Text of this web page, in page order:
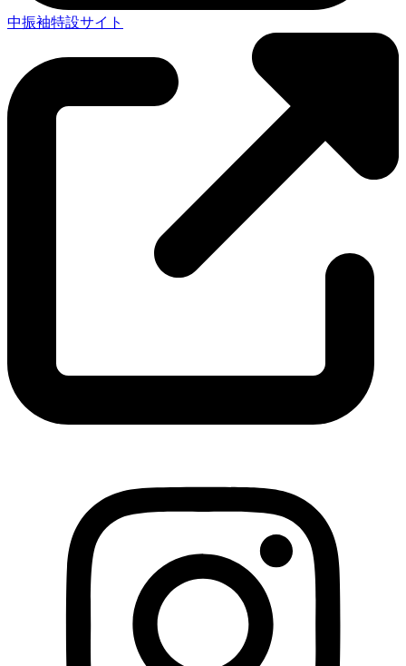
中振袖特設サイト